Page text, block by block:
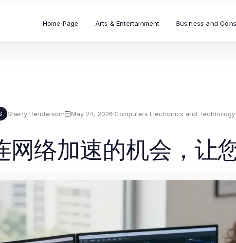
Home Page Arts & Entertainment Business and
Sherry Henderson· May 24, 2026·Computers Electronics and Technology
网络加速的机会，让